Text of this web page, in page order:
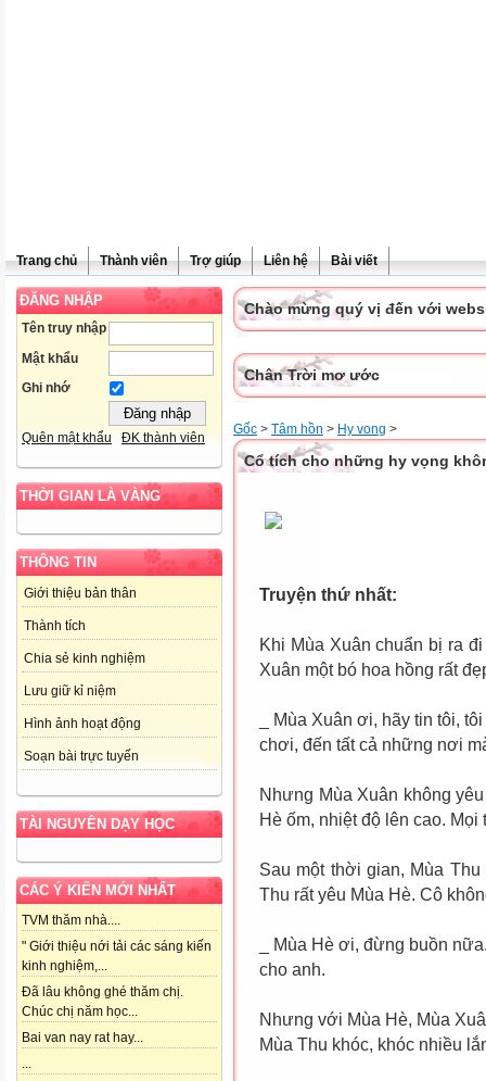
Trang chủ Thành viên Trợ giúp Liên hệ Bài viết
ĐĂNG NHẬP
Tên truy nhập
Mật khẩu
Ghi nhớ
Quên mật khẩu ĐK thành viên
THỜI GIAN LÀ VÀNG
THÔNG TIN
Giới thiệu bản thân
Thành tích
Chia sẻ kinh nghiệm
Lưu giữ kỉ niệm
Hình ảnh hoạt động
Soạn bài trực tuyến
TÀI NGUYÊN DẠY HỌC
CÁC Ý KIẾN MỚI NHẤT
TVM thăm nhà....
" Giới thiệu nới tải các sáng kiến
kinh nghiệm,...
Đã lâu không ghé thăm chị.
Chúc chị năm học...
Bai van nay rat hay...
...
Chào mừng quý vị đến với
Chân Trời mơ ước
Gốc > Tâm hồn > Hy vong >
Cổ tích cho những hy vọng
Truyện thứ nhất:
Khi Mùa Xuân chuẩn bị ra
Xuân một bó hoa hồng rất
_ Mùa Xuân ơi, hãy tin tôi,
chơi, đến tất cả những nơi
Nhưng Mùa Xuân không
Hè ốm, nhiệt độ lên cao.
Sau một thời gian, Mùa
Thu rất yêu Mùa Hè. Cô
_ Mùa Hè ơi, đừng buồn
cho anh.
Nhưng với Mùa Hè, Mùa
Mùa Thu khóc, khóc nhiều